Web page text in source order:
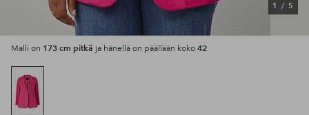
1 / 5
Malli on 173 cm pitkä ja hänellä on päällään koko 42